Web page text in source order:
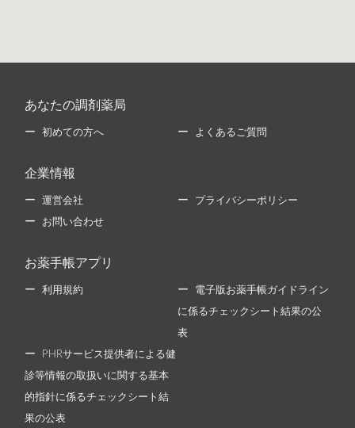
あなたの調剤薬局
初めての方へ よくあるご質問
企業情報
運営会社 プライバシーポリシー
お問い合わせ
お薬手帳アプリ
利用規約 電子版お薬手帳ガイドライン
に係るチェックシート結果の公
表
PHRサービス提供者による健
診等情報の取扱いに関する基本
的指針に係るチェックシート結
果の公表